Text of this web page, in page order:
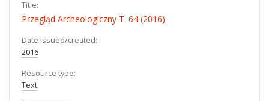
Title:
Przegląd Archeologiczny T. 64 (2016)
Date issued/created:
2016
Resource type:
Text